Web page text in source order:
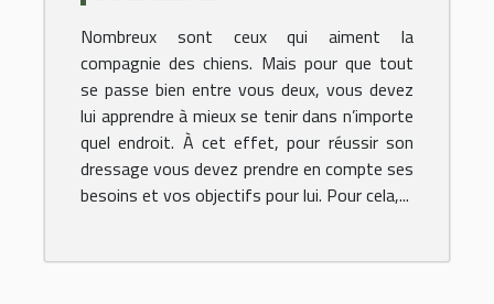
Nombreux sont ceux qui aiment la
compagnie des chiens. Mais pour que tout
se passe bien entre vous deux, vous devez
lui apprendre à mieux se tenir dans n’importe
quel endroit. À cet effet, pour réussir son
dressage vous devez prendre en compte ses
besoins et vos objectifs pour lui. Pour cela,...